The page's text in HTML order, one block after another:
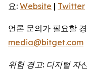
요: Website | Twitter
언론 문의가 필요할
media@bitget.com
위험 경고: 디지털 자